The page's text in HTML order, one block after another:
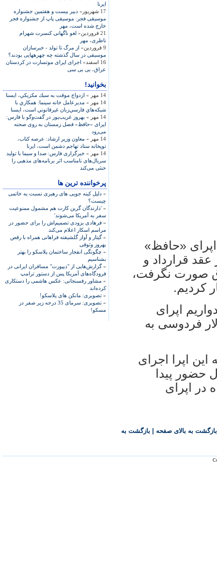
ایرنا
17 شهریور»
دبیر بیست و هفتمین جشنواره
موسیقی فجر: موسیقی پاپ از جشنواره فجر
خارج شده است، مهر
21 فروردین»
لغو ناگهانی کنسرت شهرام
ناظری، مهر
9 فروردین»
از مرگ تا تولد - خبرسازان
موسیقی در سال گذشته چه چهره​هایی بودند؟
16 اسفند»
اجرای اپرای موتسارت در کردستان
عراق، بی بی سی
بخوانید!
14 مهر »
ازدواج موقت به سبك مكزيكي، ایسنا
14 مهر »
مديرعامل خانه سينما: همكاري با
شبكه‌هاي فارسي‌زبان غيرقانوني است، ایسنا
14 مهر »
بهروز غریب‌پور در گفت‌و‌گو با فارس:
اپرای «حافظ» فصل زمستان به روی صحنه
می‌رود
14 مهر »
معاون وزير ارشاد: عرصه كتاب،
توپخانه ستاد تهاجم دشمن است، ایرنا
14 مهر »
خبرگزاری فارس: صدا و سیما با تولید
سریال‌های نامناسب اثر برنامه‌های مذهبی را
خنثی می‌کند
پرخواننده ترین ها
» دلیل کینه جویی های رهبری نسبت به خاتمی
چیست؟
» 'دارندگان گرین کارت هم مشمول ممنوعیت
سفر به آمریکا می‌شوند'
» فرهادی بزودی تصمیم‌اش را برای حضور در
مراسم اسکار اعلام می‌کند
»گیتار و آواز گلشیفته فراهانی همراه با رقص
بهروز وثوقی
» چگونگی انفجار ساختمان پلاسکو را بهتر
بشناسیم
»گزارش‌هایی از "دیپورت" مسافران ایرانی در
فرودگاه‌های آمریکا پس از دستور ترامپ
» مشاور رفسنجانی: عکس هاشمی را دستکاری
کرده‌اند
» تصویری: مانکن های پلاسکو!
»
تصویری: سرمای 35 درجه زیر صفر در
مسکو!
«حافظ»
قرارداد و
صورت نگرفت،
کردیم.
اپرای
فردوسی به
اپرا اجرای
حضور پیدا
در اپرای
بازگشت به بالای صفحه بازگشت به